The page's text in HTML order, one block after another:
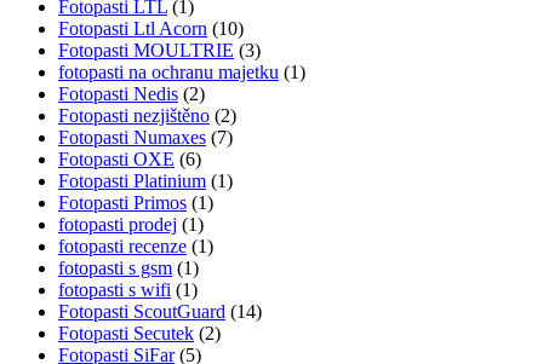
Fotopasti LTL (1)
Fotopasti Ltl Acorn (10)
Fotopasti MOULTRIE (3)
fotopasti na ochranu majetku (1)
Fotopasti Nedis (2)
Fotopasti nezjištěno (2)
Fotopasti Numaxes (7)
Fotopasti OXE (6)
Fotopasti Platinium (1)
Fotopasti Primos (1)
fotopasti prodej (1)
fotopasti recenze (1)
fotopasti s gsm (1)
fotopasti s wifi (1)
Fotopasti ScoutGuard (14)
Fotopasti Secutek (2)
Fotopasti SiFar(5)